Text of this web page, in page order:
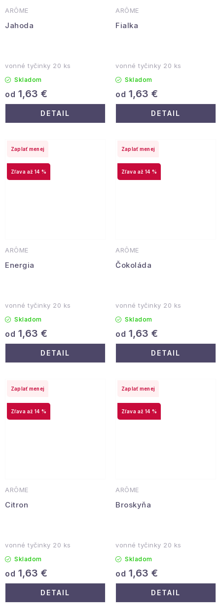
ARÔME
Jahoda
vonné tyčinky 20 ks
Skladom
od 1,63 €
DETAIL
ARÔME
Fialka
vonné tyčinky 20 ks
Skladom
od 1,63 €
DETAIL
ARÔME
Energia
až 14 %
Zaplať menej
vonné tyčinky 20 ks
Skladom
od 1,63 €
DETAIL
ARÔME
Čokoláda
až 14 %
Zaplať menej
vonné tyčinky 20 ks
Skladom
od 1,63 €
DETAIL
ARÔME
Citron
až 14 %
Zaplať menej
vonné tyčinky 20 ks
Skladom
od 1,63 €
DETAIL
ARÔME
Broskyňa
až 14 %
Zaplať menej
vonné tyčinky 20 ks
Skladom
od 1,63 €
DETAIL